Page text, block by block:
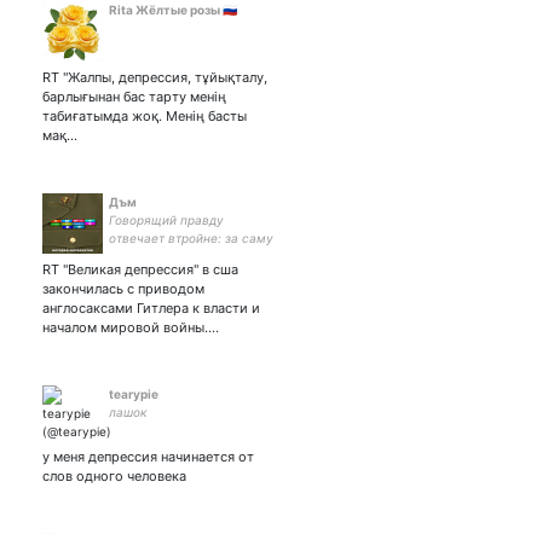
Rita Жёлтые розы 🇷🇺
RT "Жалпы, депрессия, тұйықталу,
барлығынан бас тарту менің
табиғатымда жоқ. Менің басты
мақ…
Дъм
Говорящий правду
отвечает втройне: за саму
кому он её сообщает.
Солдат Истины, комдив.
No DM
RT "Великая депрессия" в сша
закончилась с приводом
англосаксами Гитлера к власти и
началом мировой войны.…
tearypie
лашок
у меня депрессия начинается от
слов одного человека